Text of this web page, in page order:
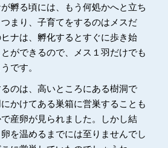
孵る頃には、もう何処かへと立ち
まり、子育てをするのはメスだ
ナは、孵化するとすぐに歩き始
ができるので、メス１羽だけでも
です。
のは、高いところにある樹洞で
かけてある巣箱に営巣することも
産卵が見られました。しかし結
を温めるまでには至りませんでし